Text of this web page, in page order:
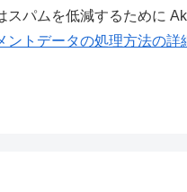
スパムを低減するために
ントデータの処理方法の詳